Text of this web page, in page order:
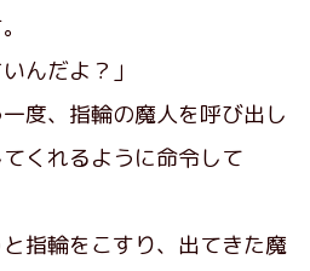
んだよ？」
度、指輪の魔人を呼び出し
くれるように命令して
指輪をこすり、出てきた魔